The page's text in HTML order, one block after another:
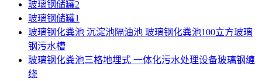
玻璃钢储罐2
玻璃钢储罐1
玻璃钢化粪池 沉淀池隔油池 玻璃钢化粪池100立方玻璃
钢污水槽
玻璃钢化粪池三格地埋式 一体化污水处理设备玻璃钢缠
绕